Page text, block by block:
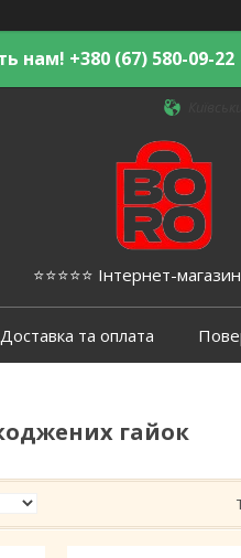
нам! +380 (67) 580-09-22
⭐️⭐️⭐️⭐️⭐️ Інтернет-
Доставка та оплата
гайок